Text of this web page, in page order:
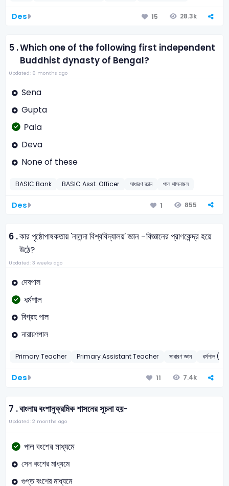
Des 15 28.3k
5 .Which one of the following first independent
Buddhist dynasty of Bengal?
Updated: 6 months ago
Sena
Gupta
Pala
Deva
None of these
BASIC Bank BASIC Asst. Officer সাধারণ জ্ঞান পাল শাসনামল
Des 1 855
6 .কার পৃষ্ঠোপাষকতায় 'নালন্দা বিশ্ববিদ্যালয়' জ্ঞান -বিজ্ঞানের প্রাণকেন্দ্র হয়ে
উঠে?
Updated: 3 weeks ago
দেবপাল
ধর্মপাল
বিগ্রহ পাল
নারায়ণপাল
Primary Teacher Primary Assistant Teacher সাধারণ জ্ঞান ধর্মপাল
Des 11 7.4k
7 .বাংলায় বংশানুক্রমিক শাসনের সূচনা হয়-
Updated: 2 months ago
পাল বংশের মাধ্যমে
সেন বংশের মাধ্যমে
গুপ্ত বংশের মাধ্যমে